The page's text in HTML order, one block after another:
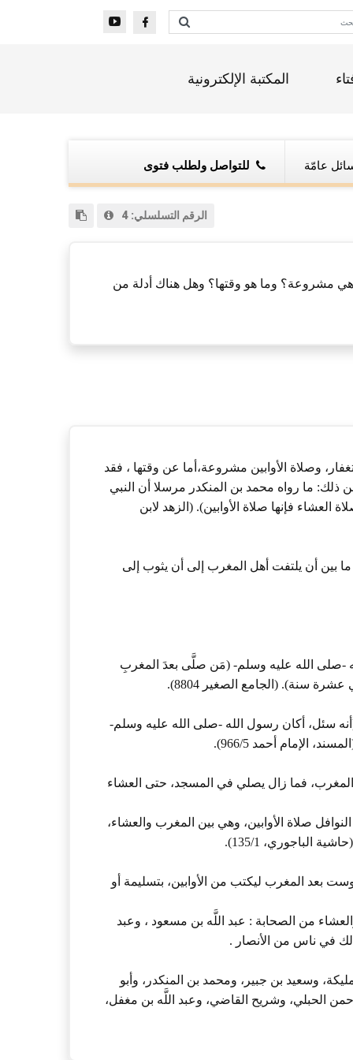
المكتبة الإلكترونية
عامّة للتواصل ولطلب فتوى
الرقم التسلسلي: 4
هي مشروعة؟ وما هو وقتها؟ وهل هناك أدلة من
وصلاة الأوابين مشروعة،أما عن وقتها ، فقد
ذلك: ما رواه محمد بن المنكدر مرسلا أن النبي
فإنها صلاة الأوابين). (الزهد لابن
بين أن يلتفت أهل المغرب إلى أن يثوب إلى
-صلى الله عليه وسلم- (مَن صلَّى بعدَ المغربِ
سنة). (الجامع الصغير 8804).
سئل، أكان رسول الله -صلى الله عليه وسلم-
الإمام أحمد 966/5).
فما زال يصلي في المسجد، حتى العشاء
صلاة الأوابين، وهي بين المغرب والعشاء،
135/1).
بعد المغرب ليكتب من الأوابين، بتسليمة أو
من الصحابة : عبد اللَّه بن مسعود ، وعبد
في ناس من الأنصار .
وسعيد بن جبير، ومحمد بن المنكدر، وأبو
الحبلي، وشريح القاضي، وعبد اللَّه بن مغفل،